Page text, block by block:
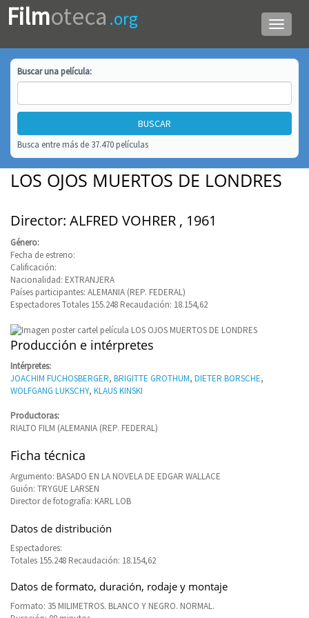
Menú
de
Filmoteca .org
Buscar unapelícula:
Busca entre más de 37.470 películas
LOS OJOS MUERTOS DE LONDRES
Director: ALFRED VOHRER , 1961
Género:
Fecha de estreno:
Calificación:
Nacionalidad: EXTRANJERA
Países participantes: ALEMANIA (REP. FEDERAL)
Espectadores Totales 155.248 Recaudación: 18.154,62
Producción e intérpretes
Intérpretes:
JOACHIM FUCHOSBERGER, BRIGITTE GROTHUM, DIETER BORSCHE,
WOLFGANG LUKSCHY, KLAUS KINSKI
Productoras:
RIALTO FILM (ALEMANIA (REP. FEDERAL)
Ficha técnica
Argumento: BASADO EN LA NOVELA DE EDGAR WALLACE
Guión: TRYGUE LARSEN
Director de fotografía: KARL LOB
Datos de distribución
Espectadores:
Totales 155.248 Recaudación: 18.154,62
Datos de formato, duración, rodaje y montaje
Formato: 35 MILIMETROS. BLANCO Y NEGRO. NORMAL.